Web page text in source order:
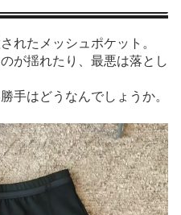
れたメッシュポケット。
が揺れたり、最悪は落とし
手はどうなんでしょうか。